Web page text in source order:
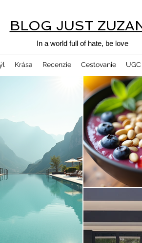
BLOG JUST
In a world full of hate, be love
Krása Recenzie Cestovanie